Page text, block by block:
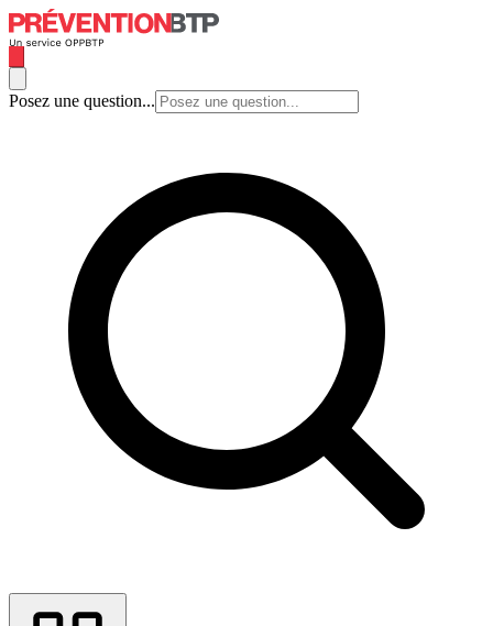
Posez une question...